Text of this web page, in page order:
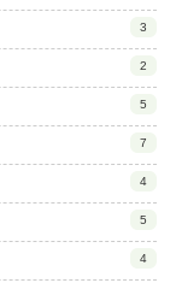
3
2
5
7
4
5
4